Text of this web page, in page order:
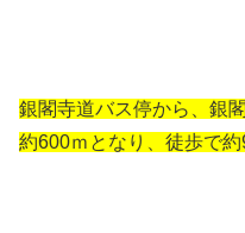
銀閣寺道バス停から、銀
約600ｍとなり、徒歩で約